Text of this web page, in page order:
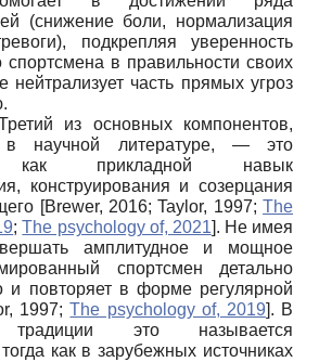
(снижение боли, нормализация
подкрепляя уверенность
спортсмена в правильности своих
нейтрализует часть прямых угроз
из основных компонентов,
в научной литературе, — это
как прикладной навык
конструирования и созерцания
[Brewer, 2016;Taylor, 1997;The
;The psychology of, 2021]. Не имея
амплитудное и мощное
спортсмен детально
и повторяет в форме регулярной
1997;The psychology of, 2019]. В
традиции это называется
как в зарубежных источниках